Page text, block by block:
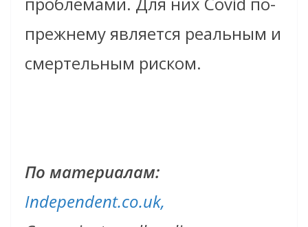
прежнему является реальным и
смертельным риском.
По материалам:
Independent.co.uk,